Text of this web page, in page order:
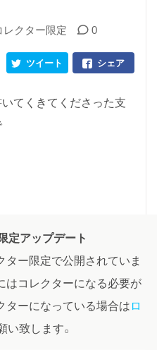
レクター限定 0
シェア
ツイート
てくきてくださった支
定アップデート
ー限定で公開されていま
はコレクターになる必要が
ターになっている場合はロ
い致します。